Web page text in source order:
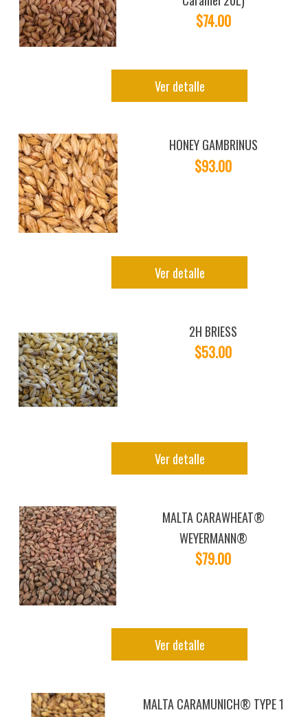
$74.00
Ver detalle
HONEY GAMBRINUS
$93.00
Ver detalle
2H BRIESS
$53.00
Ver detalle
MALTA CARAWHEAT®
WEYERMANN®
$79.00
Ver detalle
MALTA CARAMUNICH® TYPE 1